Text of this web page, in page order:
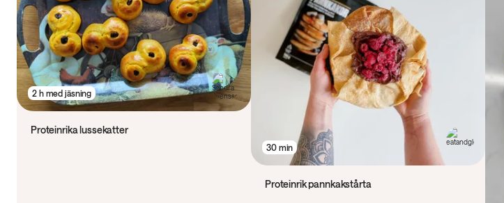
2 h med jäsning
Proteinrika lussekatter
30 min
Proteinrik pannkakstårta